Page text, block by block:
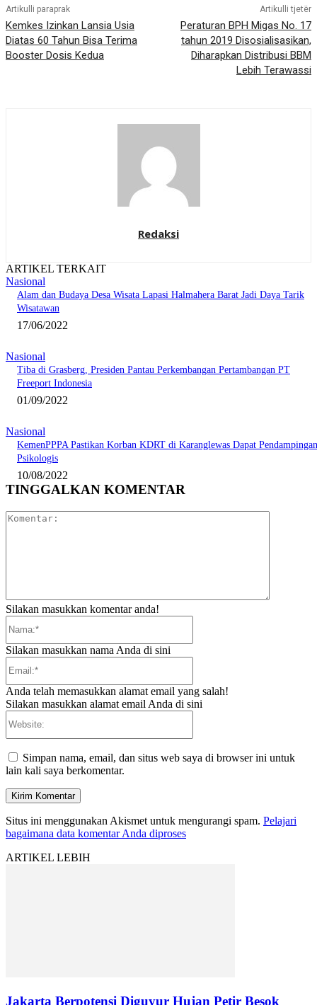
Artikulli paraprak
Kemkes Izinkan Lansia Usia
Diatas 60 Tahun Bisa Terima
Booster Dosis Kedua
Artikulli tjetër
Peraturan BPH Migas No. 17
tahun 2019 Disosialisasikan,
Diharapkan Distribusi BBM
Lebih Terawassi
Redaksi
ARTIKEL TERKAIT
Nasional
Alam dan Budaya Desa Wisata Lapasi Halmahera Barat Jadi Daya Tarik
Wisatawan
17/06/2022
Nasional
Tiba di Grasberg, Presiden Pantau Perkembangan Pertambangan PT
Freeport Indonesia
01/09/2022
Nasional
KemenPPPA Pastikan Korban KDRT di Karanglewas Dapat Pendampingan
Psikologis
10/08/2022
TINGGALKAN KOMENTAR
Silakan masukkan komentar anda!
Silakan masukkan nama Anda di sini
Anda telah memasukkan alamat email yang salah!
Silakan masukkan alamat email Anda di sini
Simpan nama, email, dan situs web saya di browser ini untuk
lain kali saya berkomentar.
Situs ini menggunakan Akismet untuk mengurangi spam. Pelajari
bagaimana data komentar Anda diproses
ARTIKEL LEBIH
Jakarta Berpotensi Diguyur Hujan Petir Besok